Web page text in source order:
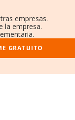
empresas.
la empresa.
GRATUITO